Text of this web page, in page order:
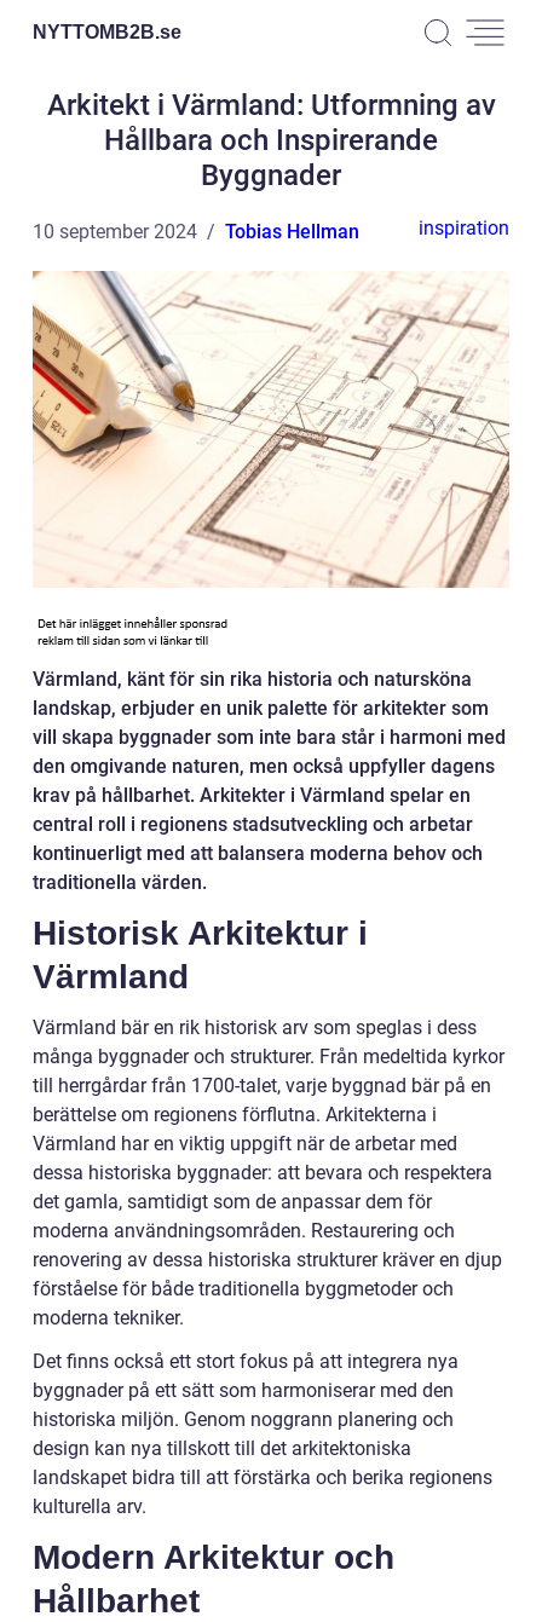
NYTTOMB2B.se
Arkitekt i Värmland: Utformning av
Hållbara och Inspirerande
Byggnader
10 september 2024 Tobias Hellman inspiration
Värmland, känt för sin rika historia och natursköna
landskap, erbjuder en unik palette för arkitekter som
vill skapa byggnader som inte bara står i harmoni med
den omgivande naturen, men också uppfyller dagens
krav på hållbarhet. Arkitekter i Värmland spelar en
central roll i regionens stadsutveckling och arbetar
kontinuerligt med att balansera moderna behov och
traditionella värden.
Historisk Arkitektur i
Värmland
Värmland bär en rik historisk arv som speglas i dess
många byggnader och strukturer. Från medeltida kyrkor
till herrgårdar från 1700-talet, varje byggnad bär på en
berättelse om regionens förflutna. Arkitekterna i
Värmland har en viktig uppgift när de arbetar med
dessa historiska byggnader: att bevara och respektera
det gamla, samtidigt som de anpassar dem för
moderna användningsområden. Restaurering och
renovering av dessa historiska strukturer kräver en djup
förståelse för både traditionella byggmetoder och
moderna tekniker.
Det finns också ett stort fokus på att integrera nya
byggnader på ett sätt som harmoniserar med den
historiska miljön. Genom noggrann planering och
design kan nya tillskott till det arkitektoniska
landskapet bidra till att förstärka och berika regionens
kulturella arv.
Modern Arkitektur och
Hållbarhet